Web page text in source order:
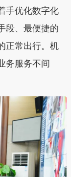
手优化数字化
段、最便捷的
正常出行。机
务服务不间